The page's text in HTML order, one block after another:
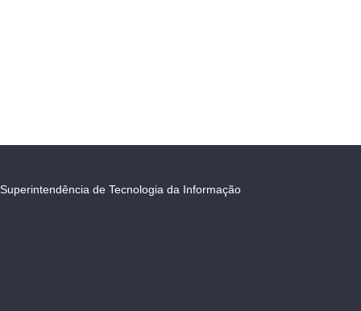
Superintendência de Tecnologia da Informação